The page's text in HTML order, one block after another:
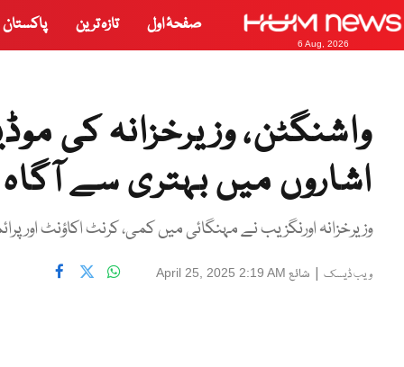
6 Aug, 2026
صفحۂ اول تازہ ترین پاکستان
واشنگٹن، وزیرخزانہ کی
اشاروں میں بہتری سے آگاہ
وزیرخزانہ اورنگزیب نے مہنگائی میں کمی، کرنٹ اکاؤنٹ اور
ویب ڈیسک | شائع April 25, 2025 2:19 AM